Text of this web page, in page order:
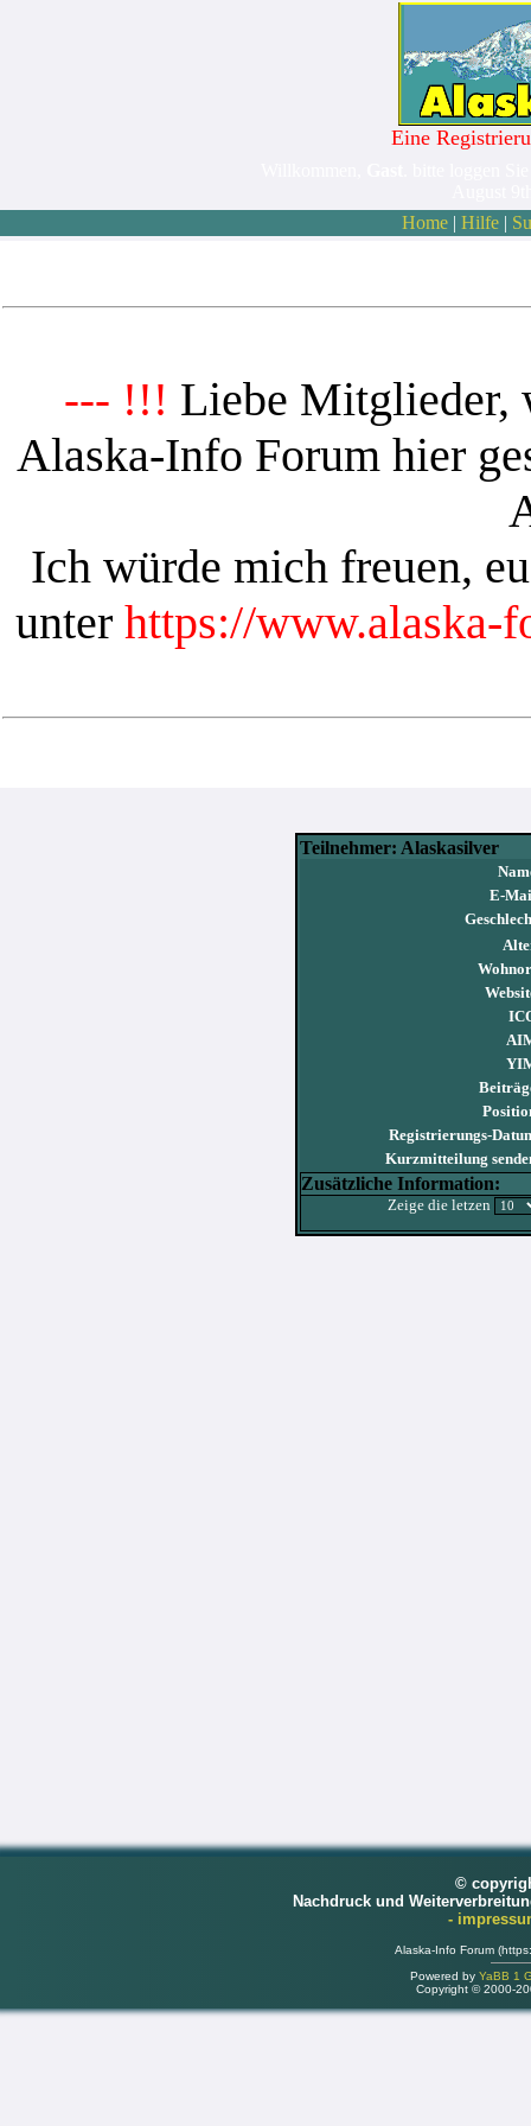
Eine
Home| Hilfe|
--- !!! Liebe Mitglieder,
Alaska-Info Forum hier
Ich würde mich freuen,
unter https://www.alaska-
Teilnehmer: Alaskasilver
E-
Registrierungs-
Kurzmitteilung
Zusätzliche Information:
Zeige die letzen
©
Nachdruck und
-
Alaska-Info Forum
Powered by YaBB 1
Copyright © 2000-